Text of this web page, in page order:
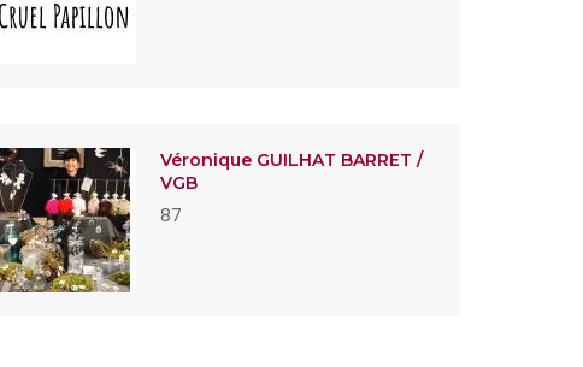
Véronique GUILHAT BARRET /
VGB
87